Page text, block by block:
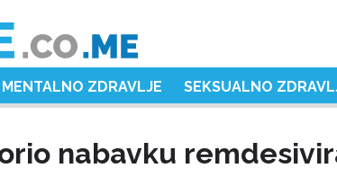
MENTALNO ZDRAVLJE SEKSUALNO
nabavku